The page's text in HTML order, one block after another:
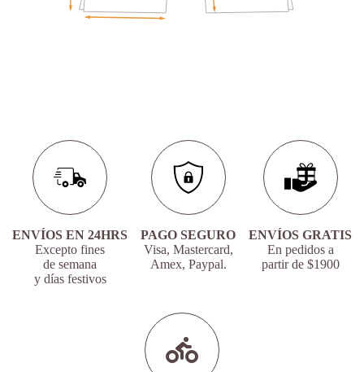
ENVÍOS EN 24HRS
Excepto fines
de semana
y días festivos
PAGO SEGURO
Visa, Mastercard,
Amex, Paypal.
ENVÍOS GRATIS
En pedidos a
partir de $1900